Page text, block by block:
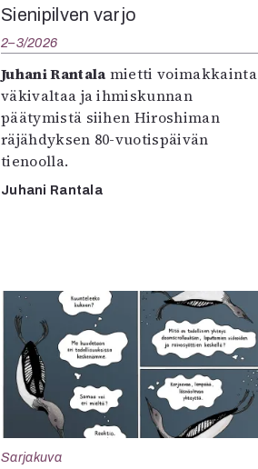
Sienipilven varjo
2–3/2026
Juhani Rantala mietti voimakkainta
väkivaltaa ja ihmiskunnan
päätymistä siihen Hiroshiman
räjähdyksen 80-vuotispäivän
tienoolla.
Juhani Rantala
Sarjakuva